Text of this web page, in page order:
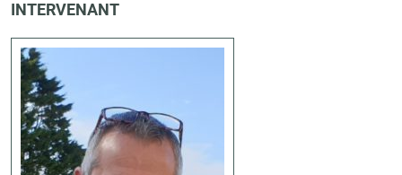
INTERVENANT